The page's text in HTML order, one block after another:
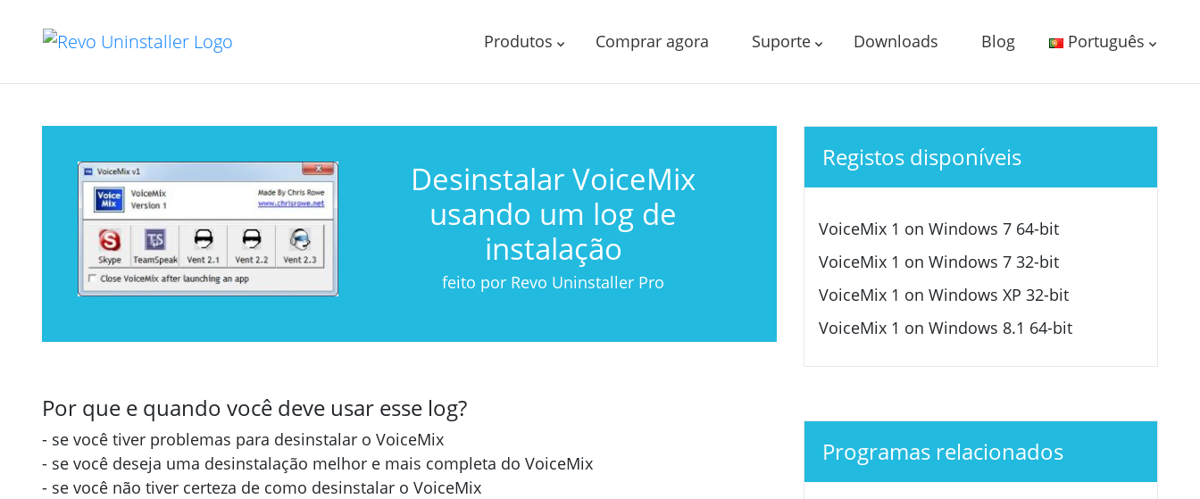
Produtos Comprar agora Suporte Downloads Blog Português
Desinstalar VoiceMix
usando um log de
instalação
feito por Revo Uninstaller Pro
Por que e quando você deve usar esse log?
- se você tiver problemas para desinstalar o VoiceMix
- se você deseja uma desinstalação melhor e mais completa do VoiceMix
- se você não tiver certeza de como desinstalar o VoiceMix
Registos disponíveis
VoiceMix 1 on Windows 7 64-bit
VoiceMix 1 on Windows 7 32-bit
VoiceMix 1 on Windows XP 32-bit
VoiceMix 1 on Windows 8.1 64-bit
Programas relacionados